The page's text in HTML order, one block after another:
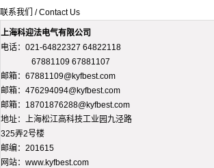
联系我们 / Contact Us
上海科迎法电气有限公司
电话：021-64822327 64822118
67881109 67881107
邮箱：67881109@kyfbest.com
邮箱：476294094@kyfbest.com
邮箱：18701876288@kyfbest.com
地址：上海松江高科技工业园九泾路
325弄2号楼
邮编：201615
网站：www.kyfbest.com